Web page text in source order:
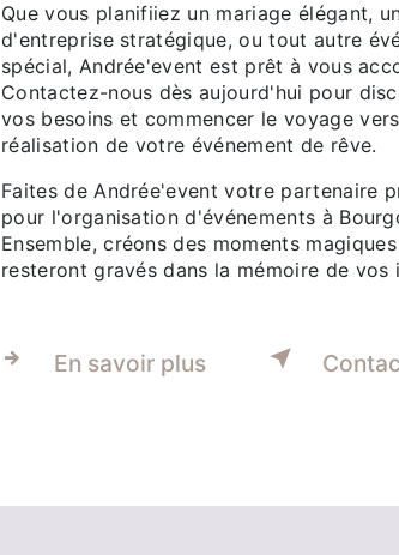
Que vous planifiiez un mariage élégant,
d'entreprise stratégique, ou tout autre
spécial, Andrée'event est prêt à vous
Contactez-nous dès aujourd'hui pour
vos besoins et commencer le voyage
réalisation de votre événement de rêve.
Faites de Andrée'event votre partenaire
pour l'organisation d'événements à
Ensemble, créons des moments
resteront gravés dans la mémoire de vos
En savoir plus